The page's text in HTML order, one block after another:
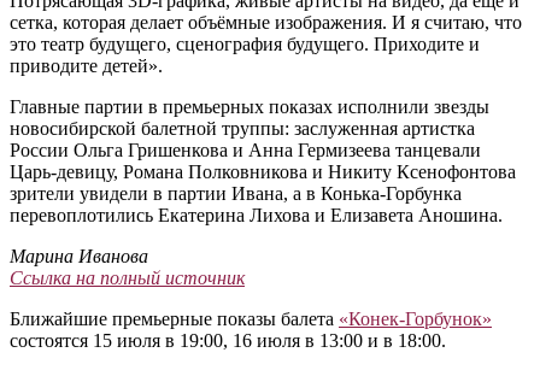
сетка, которая делает объёмные изображения. И я считаю, что
это театр будущего, сценография будущего. Приходите и
приводите детей».
Главные партии в премьерных показах исполнили звезды
новосибирской балетной труппы: заслуженная артистка
России Ольга Гришенкова и Анна Гермизеева танцевали
Царь-девицу, Романа Полковникова и Никиту Ксенофонтова
зрители увидели в партии Ивана, а в Конька-Горбунка
перевоплотились Екатерина Лихова и Елизавета Аношина.
Марина Иванова
Ссылка на полный источник
Ближайшие премьерные показы балета «Конек-Горбунок»
состоятся 15 июля в 19:00, 16 июля в 13:00 и в 18:00.